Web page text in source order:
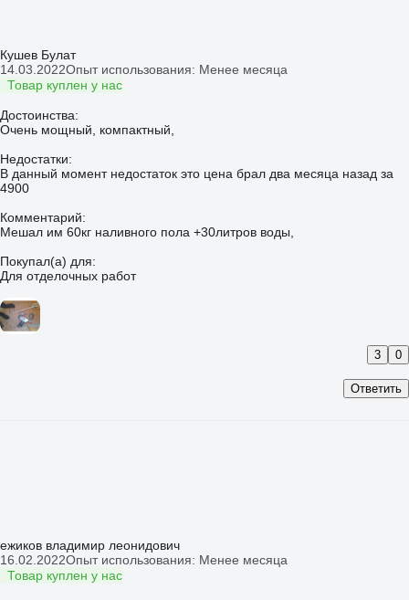
Кушев Булат
14.03.2022Опыт использования: Менее месяца
Товар куплен у нас
Достоинства:
Очень мощный, компактный,
Недостатки:
В данный момент недостаток это цена брал два месяца назад за
4900
Комментарий:
Мешал им 60кг наливного пола +30литров воды,
Покупал(а) для:
Для отделочных работ
Ответить
3 0
ежиков владимир леонидович
16.02.2022Опыт использования: Менее месяца
Товар куплен у нас